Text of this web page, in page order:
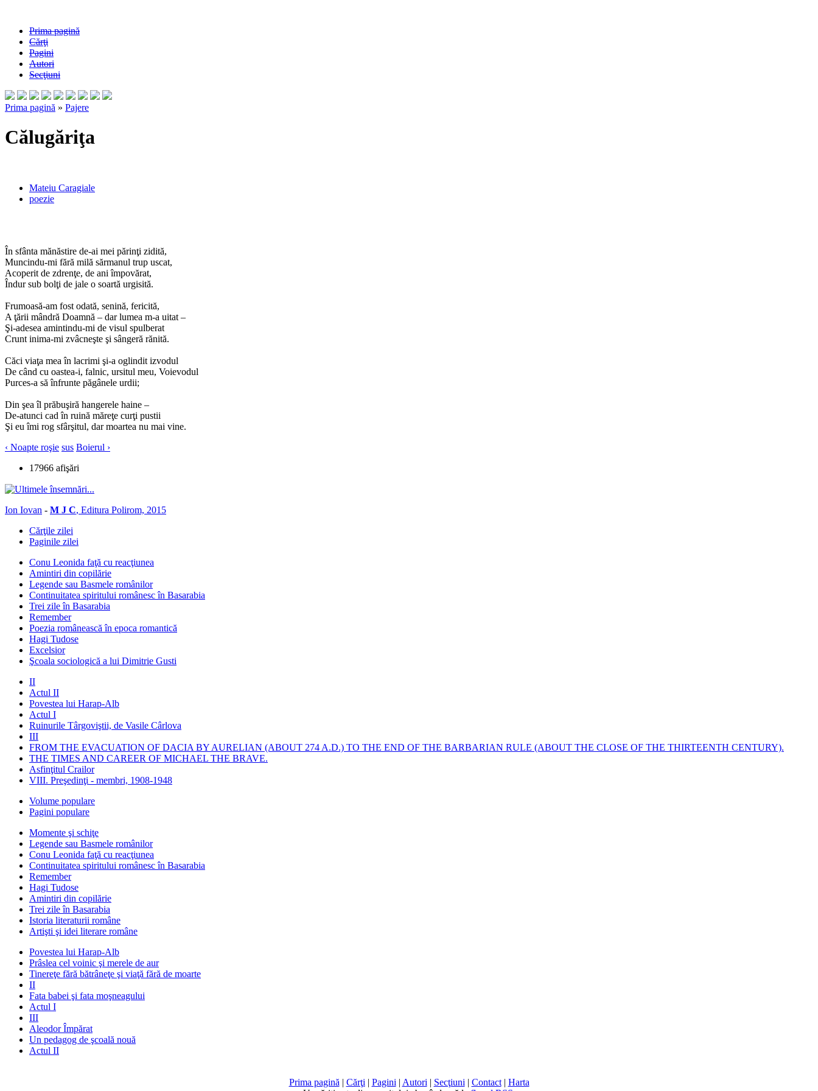
Prima pagină
Cărţi
Pagini
Autori
Secţiuni
Prima pagină » Pajere
Călugăriţa
Mateiu Caragiale
poezie
În sfânta mănăstire de-ai mei părinţi zidită,
Muncindu-mi fără milă sărmanul trup uscat,
Acoperit de zdrenţe, de ani împovărat,
Îndur sub bolţi de jale o soartă urgisită.
Frumoasă-am fost odată, senină, fericită,
A ţării mândră Doamnă – dar lumea m-a uitat –
Şi-adesea amintindu-mi de visul spulberat
Crunt inima-mi zvâcneşte şi sângeră rănită.
Căci viaţa mea în lacrimi şi-a oglindit izvodul
De când cu oastea-i, falnic, ursitul meu, Voievodul
Purces-a să înfrunte păgânele urdii;
Din şea îl prăbuşiră hangerele haine –
De-atunci cad în ruină măreţe curţi pustii
Şi eu îmi rog sfârşitul, dar moartea nu mai vine.
‹ Noapte roşie sus Boierul ›
17966 afişări
Ion Iovan - M J C, Editura Polirom, 2015
Cărţile zilei
Paginile zilei
Conu Leonida faţă cu reacţiunea
Amintiri din copilărie
Legende sau Basmele românilor
Continuitatea spiritului românesc în Basarabia
Trei zile în Basarabia
Remember
Poezia românească în epoca romantică
Hagi Tudose
Excelsior
Şcoala sociologică a lui Dimitrie Gusti
II
Actul II
Povestea lui Harap-Alb
Actul I
Ruinurile Târgoviştii, de Vasile Cârlova
III
FROM THE EVACUATION OF DACIA BY AURELIAN (ABOUT 274 A.D.) TO THE END OF THE BARBARIAN RULE (ABOUT THE CLOSE OF THE THIRTEENTH CENTURY).
THE TIMES AND CAREER OF MICHAEL THE BRAVE.
Asfinţitul Crailor
VIII. Preşedinţi - membri, 1908-1948
Volume populare
Pagini populare
Momente şi schiţe
Legende sau Basmele românilor
Conu Leonida faţă cu reacţiunea
Continuitatea spiritului românesc în Basarabia
Remember
Hagi Tudose
Amintiri din copilărie
Trei zile în Basarabia
Istoria literaturii române
Artişti şi idei literare române
Povestea lui Harap-Alb
Prâslea cel voinic şi merele de aur
Tinereţe fără bătrâneţe şi viaţă fără de moarte
II
Fata babei şi fata moşneagului
Actul I
III
Aleodor Împărat
Un pedagog de şcoală nouă
Actul II
Prima pagină | Cărţi | Pagini | Autori | Secţiuni | Contact| Harta